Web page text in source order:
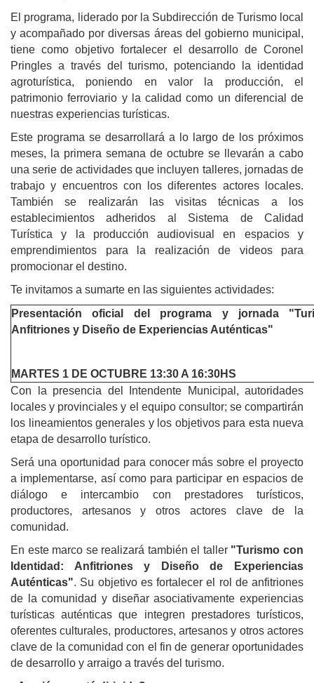
El programa, liderado por la Subdirección de Turismo local
y acompañado por diversas áreas del gobierno municipal,
tiene como objetivo fortalecer el desarrollo de Coronel
Pringles a través del turismo, potenciando la identidad
agroturística, poniendo en valor la producción, el
patrimonio ferroviario y la calidad como un diferencial de
nuestras experiencias turísticas.
Este programa se desarrollará a lo largo de los próximos
meses, la primera semana de octubre se llevarán a cabo
una serie de actividades que incluyen talleres, jornadas de
trabajo y encuentros con los diferentes actores locales.
También se realizarán las visitas técnicas a los
establecimientos adheridos al Sistema de Calidad
Turística y la producción audiovisual en espacios y
emprendimientos para la realización de videos para
promocionar el destino.
Te invitamos a sumarte en las siguientes actividades:
Presentación oficial del programa y jornada
Anfitriones y Diseño de Experiencias Auténticas"
MARTES 1 DE OCTUBRE 13:30 A 16:30HS
Con la presencia del Intendente Municipal, autoridades
locales y provinciales y el equipo consultor; se compartirán
los lineamientos generales y los objetivos para esta nueva
etapa de desarrollo turístico.
Será una oportunidad para conocer más sobre el proyecto
a implementarse, así como para participar en espacios de
diálogo e intercambio con prestadores turísticos,
productores, artesanos y otros actores clave de la
comunidad.
En este marco se realizará también el taller "Turismo con
Identidad: Anfitriones y Diseño de Experiencias
Auténticas". Su objetivo es fortalecer el rol de anfitriones
de la comunidad y diseñar asociativamente experiencias
turísticas auténticas que integren prestadores turísticos,
oferentes culturales, productores, artesanos y otros actores
clave de la comunidad con el fin de generar oportunidades
de desarrollo y arraigo a través del turismo.